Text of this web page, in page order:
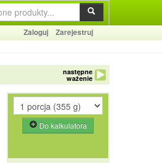
Zaloguj
Zarejestruj
następne
ważenie
Do kalkulatora